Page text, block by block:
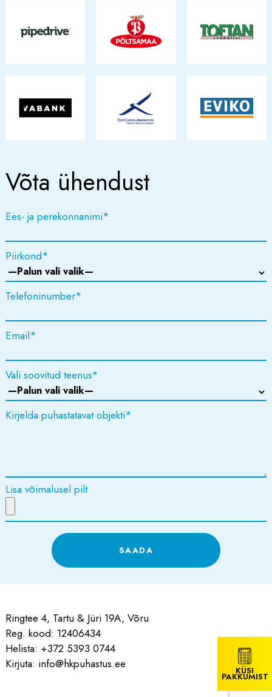
Võta ühendust
Ees- ja perekonnanimi*
Piirkond*
Telefoninumber*
Please leave this field empty.
Email*
Vali soovitud teenus*
Kirjelda puhastatavat objekti*
Lisa võimalusel pilt
Ringtee 4, Tartu & Jüri 19A, Võru
Reg. kood: 12406434
Helista: +372 5393 0744
Kirjuta: info@hkpuhastus.ee KÜSI
PAKKUMIST